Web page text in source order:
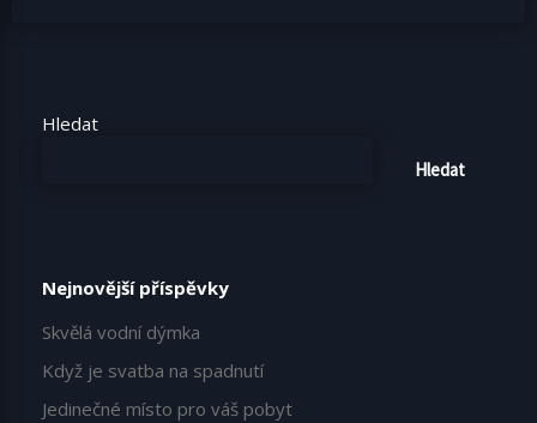
Hledat
Hledat
Nejnovější příspěvky
Skvělá vodní dýmka
Když je svatba na spadnutí
Jedinečné místo pro váš pobyt